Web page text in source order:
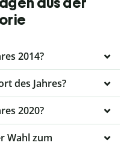
2014?
des Jahres?
2020?
Wahl zum